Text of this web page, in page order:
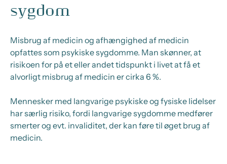
sygdom
Misbrug af medicin og afhængighed af medicin
opfattes som psykiske sygdomme. Man skønner, at
risikoen for på et eller andet tidspunkt i livet at få et
alvorligt misbrug af medicin er cirka 6 %.
Mennesker med langvarige psykiske og fysiske lidelser
har særlig risiko, fordi langvarige sygdomme medfører
smerter og evt. invaliditet, der kan føre til øget brug af
medicin.